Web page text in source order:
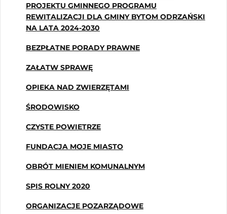
PROJEKTU GMINNEGO PROGRAMU
REWITALIZACJI DLA GMINY BYTOM ODRZAŃSKI
NA LATA 2024-2030
BEZPŁATNE PORADY PRAWNE
ZAŁATW SPRAWĘ
OPIEKA NAD ZWIERZĘTAMI
ŚRODOWISKO
CZYSTE POWIETRZE
FUNDACJA MOJE MIASTO
OBRÓT MIENIEM KOMUNALNYM
SPIS ROLNY 2020
ORGANIZACJE POZARZĄDOWE